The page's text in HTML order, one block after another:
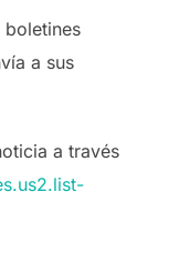
boletines
a sus
a través